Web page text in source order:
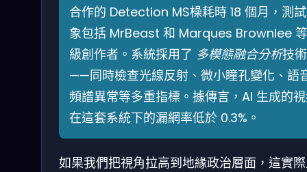
合作的 Detection MS橾耗時 18 個月，測
象包括 MrBeast 和 Marques Brownlee
級創作者。系統採用了 多模態融合分析技術
——同時檢查光線反射、微小瞳孔變化、語
頻譜異常等多重指標。據傳言，AI 生成的
在這套系統下的漏網率低於 0.3%。
如果我們把視角拉高到地緣政治層面，這實